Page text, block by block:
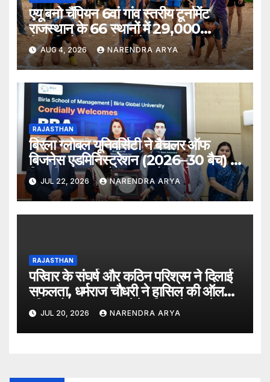
एयू बनो चैंपियन 6वां गांव स्तरीय टूर्नामेंट
राजस्थान के 66 स्थानों में 29,000
खिलाड़ियों की भागीदारी के साथ संपन्न हुआ
AUG 4, 2026 NARENDRA ARYA
RAJASTHAN
बिरला ग्लोबल यूनिवर्सिटी ने बैचलर ऑफ
बिजनेस एडमिनिस्ट्रेशन (2026–30 बैच) के
लिए दीक्षारंभ समारोह का आयोजन किया
JUL 22, 2026 NARENDRA ARYA
RAJASTHAN
परिवार के संघर्ष और कठिन परिश्रम ने दिलाई
सफलता, धर्मराज चौधरी ने हासिल की ऑल
इंडिया रैंक 6400, बनेंगे परिवार के पहले
डॉक्टर
JUL 20, 2026 NARENDRA ARYA